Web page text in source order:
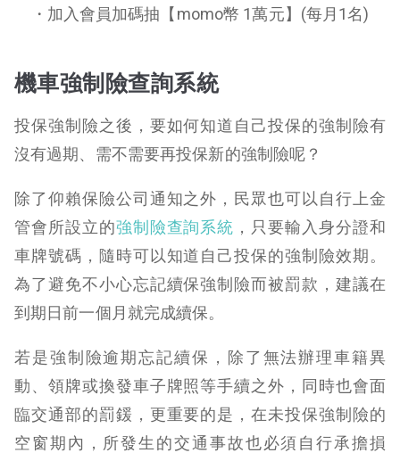
・加入會員加碼抽【momo幣 1萬元】(每月1名)
機車強制險查詢系統
投保強制險之後，要如何知道自己投保的強制險有
沒有過期、需不需要再投保新的強制險呢？
除了仰賴保險公司通知之外，民眾也可以自行上金
管會所設立的強制險查詢系統 ，只要輸入身分證和
車牌號碼，隨時可以知道自己投保的強制險效期。
為了避免不小心忘記續保強制險而被罰款，建議在
到期日前一個月就完成續保。
若是強制險逾期忘記續保，除了無法辦理車籍異
動、領牌或換發車子牌照等手續之外，同時也會面
臨交通部的罰鍰，更重要的是，在未投保強制險的
空窗期內，所發生的交通事故也必須自行承擔損